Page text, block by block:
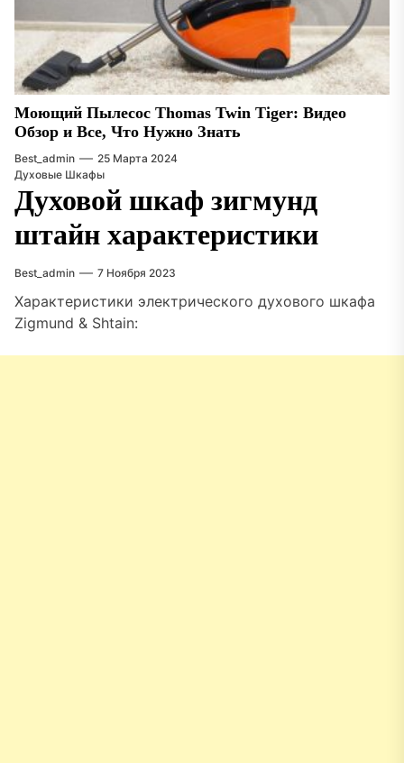
Моющий Пылесос Thomas Twin Tiger: Видео
Обзор и Все, Что Нужно Знать
Best_admin
25 Марта 2024
Духовые Шкафы
Духовой шкаф зигмунд
штайн характеристики
Best_admin 7 Ноября 2023
Характеристики электрического духового шкафа
Zigmund & Shtain: